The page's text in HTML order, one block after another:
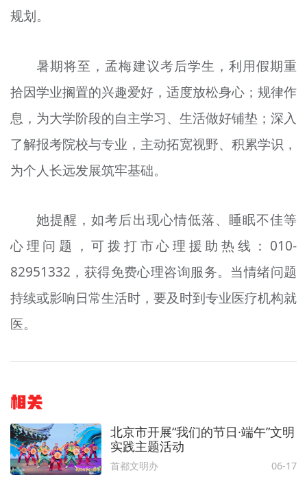
规划。
暑期将至，孟梅建议考后学生，利用假期重
拾因学业搁置的兴趣爱好，适度放松身心；规律作
息，为大学阶段的自主学习、生活做好铺垫；深入
了解报考院校与专业，主动拓宽视野、积累学识，
为个人长远发展筑牢基础。
她提醒，如考后出现心情低落、睡眠不佳等
心理问题，可拨打市心理援助热线：010-
82951332，获得免费心理咨询服务。当情绪问题
持续或影响日常生活时，要及时到专业医疗机构就
医。
相关
北京市开展“我们的节日·端午”文明
实践主题活动
首都文明办 06-17